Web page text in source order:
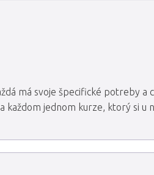
má svoje špecifické potreby a
každom jednom kurze, ktorý si u